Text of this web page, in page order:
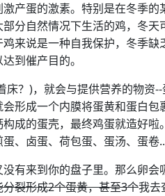
产蛋的激素。特别是在冬季
分自然情况下生活的鸡，冬
来说是一种自我保护，冬季缺
到催产目的。
床？)，就会与提供营养的物资
形成一个内膜将蛋黄和蛋白
成的蛋壳，最终鸡蛋就造好
、卤蛋、荷包蛋、蛋汤、蛋卷
有来到你的盘子里。那么卵会
裂形成2个蛋黄，甚至3个我去